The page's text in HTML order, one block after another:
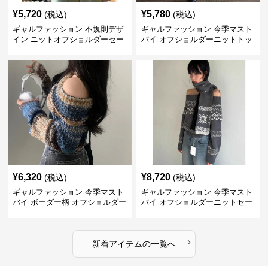
¥5,720 (税込)
ギャルファッション 不規則デザ
イン ニットオフショルダーセー
¥5,780 (税込)
ギャルファッション 今季マスト
バイ オフショルダーニットトッ
¥6,320 (税込)
ギャルファッション 今季マスト
バイ ボーダー柄 オフショルダー
¥8,720 (税込)
ギャルファッション 今季マスト
バイ オフショルダーニットセー
新着アイテムの一覧へ ›